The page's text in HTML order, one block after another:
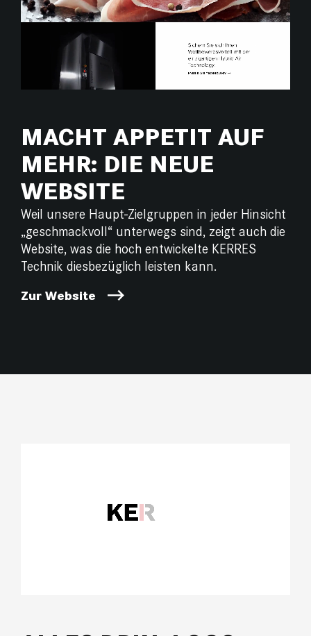
MACHT APPETIT AUF
MEHR: DIE NEUE
WEBSITE
Weil unsere Haupt-Zielgruppen in jeder Hinsicht
„geschmackvoll“ unterwegs sind, zeigt auch die
Website, was die hoch entwickelte KERRES
Technik diesbezüglich leisten kann.
Zur Website